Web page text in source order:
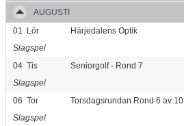
AUGUSTI
01
Lör
Härjedalens Optik
Slagspel
04 Tis
Seniorgolf - Rond 7
Slagspel
06 Tor
Torsdagsrundan Rond 6 av 10
Slagspel